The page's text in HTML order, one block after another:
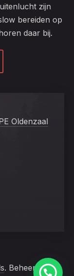
zijn
bereiden op
daar bij.
Oldenzaal
. Beheer